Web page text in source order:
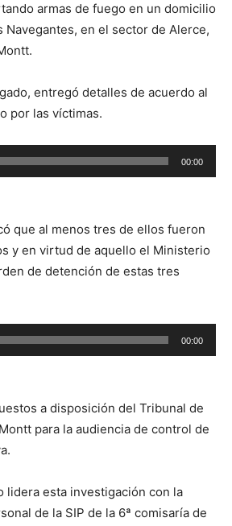
armas de fuego en un domicilio
Navegantes, en el sector de Alerce,
entregó detalles de acuerdo al
por las víctimas.
00:00
que al menos tres de ellos fueron
y en virtud de aquello el Ministerio
de detención de estas tres
00:00
a disposición del Tribunal de
para la audiencia de control de
lidera esta investigación con la
de la SIP de la 6ª comisaría de